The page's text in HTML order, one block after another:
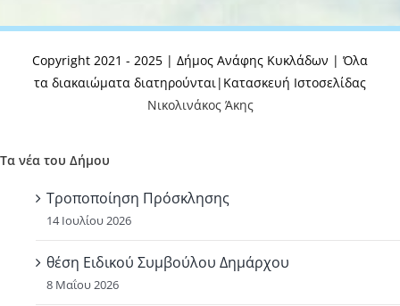
Copyright 2021 - 2025 | Δήμος Ανάφης Κυκλάδων | Όλα
τα διακαιώματα διατηρούνται|Κατασκευή Ιστοσελίδας
Νικολινάκος Άκης
Toggle
Τα νέα του Δήμου
Τροποποίηση Πρόσκλησης
14 Ιουλίου 2026
θέση Ειδικού Συμβούλου Δημάρχου
8 Μαΐου 2026